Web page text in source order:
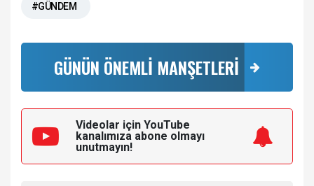
#GÜNDEM
GÜNÜN ÖNEMLİ MANŞETLERİ
Videolar için YouTube
kanalımıza abone olmayı
unutmayın!